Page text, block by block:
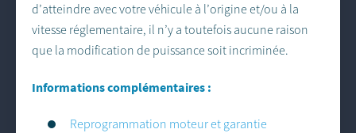
d’atteindre avec votre véhicule à l’origine et/ou à la
vitesse réglementaire, il n’y a toutefois aucune raison
que la modification de puissance soit incriminée.
Informations complémentaires :
Reprogrammation moteur et garantie